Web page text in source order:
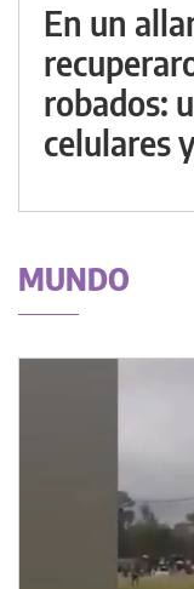
En un
robados:
celulares
MUNDO